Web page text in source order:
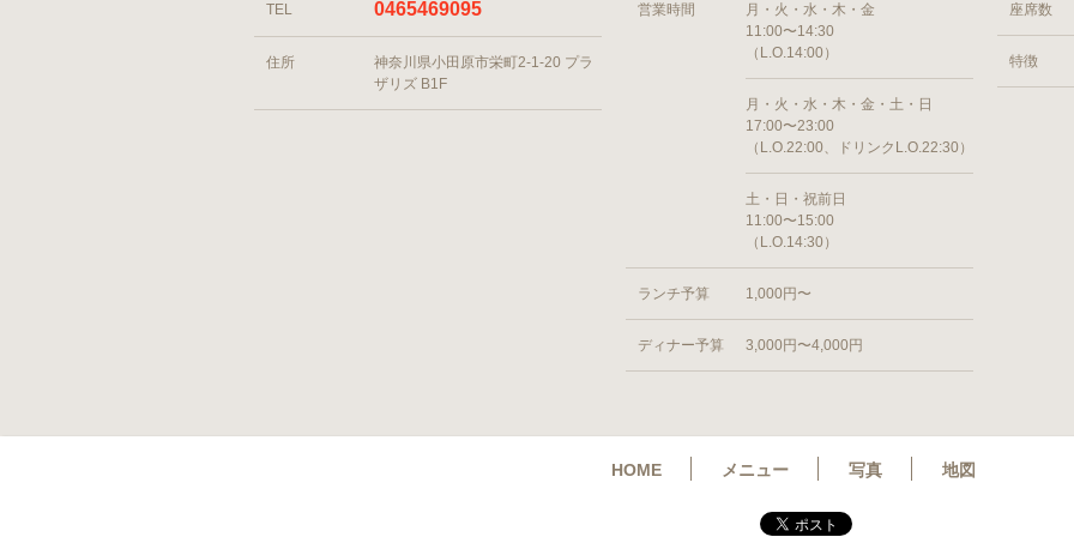
TEL 0465469095
住所
神奈川県小田原市栄町2-1-20 プラ
ザリズ B1F
営業時間
月・火・水・木・金
11:00〜14:30
（L.O.14:00）
月・火・水・木・金・土・日
17:00〜23:00
（L.O.22:00、ドリンクL.O.22:30）
土・日・祝前日
11:00〜15:00
（L.O.14:30）
ランチ予算 1,000円〜
ディナー予算 3,000円〜4,000円
座席数
特徴
HOME メニュー 写真 地図